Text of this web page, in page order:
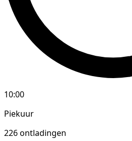
10:00
Piekuur
226 ontladingen